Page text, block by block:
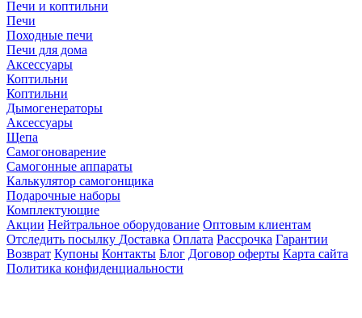
Печи и коптильни
Печи
Походные печи
Печи для дома
Аксессуары
Коптильни
Коптильни
Дымогенераторы
Аксессуары
Щепа
Самогоноварение
Самогонные аппараты
Калькулятор самогонщика
Подарочные наборы
Комплектующие
Акции Нейтральное оборудование Оптовым клиентам
Отследить посылку Доставка Оплата Рассрочка Гарантии
Возврат Купоны Контакты Блог Договор оферты Карта сайта
Политика конфиденциальности